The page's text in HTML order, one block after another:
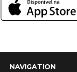
NAVIGATION